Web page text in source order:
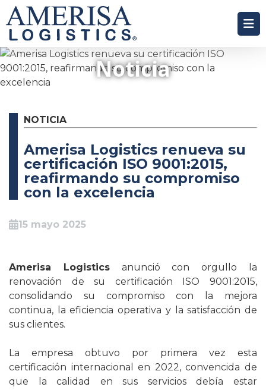
Noticia
NOTICIA
Amerisa Logistics renueva su
certificación ISO 9001:2015,
reafirmando su compromiso
con la excelencia
15 mayo 2025
Amerisa Logisticsanunció con orgullo la
renovación de su certificación ISO 9001:2015,
consolidando su compromiso con la mejora
continua, la eficiencia operativa y la satisfacción de
sus clientes.
La empresa obtuvo por primera vez esta
certificación internacional en 2022, convencida de
que la calidad en sus servicios debía estar